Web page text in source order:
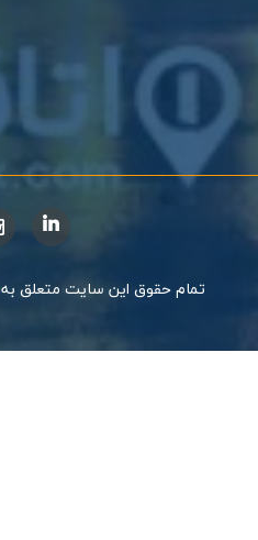
تمام حقوق این سایت متعلق به